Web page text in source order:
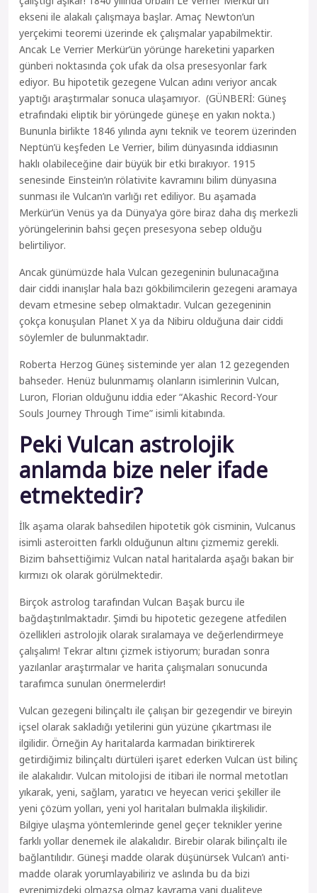
ekseni ile alakalı çalışmaya başlar. Amaç Newton’un
yerçekimi teoremi üzerinde ek çalışmalar yapabilmektir.
Ancak Le Verrier Merkür’ün yörünge hareketini yaparken
günberi noktasında çok ufak da olsa presesyonlar fark
ediyor. Bu hipotetik gezegene Vulcan adını veriyor ancak
yaptığı araştırmalar sonuca ulaşamıyor. (GÜNBERİ: Güneş
etrafındaki eliptik bir yörüngede güneşe en yakın nokta.)
Bununla birlikte 1846 yılında aynı teknik ve teorem üzerinden
Neptün’ü keşfeden Le Verrier, bilim dünyasında iddiasının
haklı olabileceğine dair büyük bir etki bırakıyor. 1915
senesinde Einstein’ın rölativite kavramını bilim dünyasına
sunması ile Vulcan’ın varlığı ret ediliyor. Bu aşamada
Merkür’ün Venüs ya da Dünya’ya göre biraz daha dış merkezli
yörüngelerinin bahsi geçen presesyona sebep olduğu
belirtiliyor.
Ancak günümüzde hala Vulcan gezegeninin bulunacağına
dair ciddi inanışlar hala bazı gökbilimcilerin gezegeni aramaya
devam etmesine sebep olmaktadır. Vulcan gezegeninin
çokça konuşulan Planet X ya da Nibiru olduğuna dair ciddi
söylemler de bulunmaktadır.
Roberta Herzog Güneş sisteminde yer alan 12 gezegenden
bahseder. Henüz bulunmamış olanların isimlerinin Vulcan,
Luron, Florian olduğunu iddia eder “Akashic Record-Your
Souls Journey Through Time” isimli kitabında.
Peki Vulcan astrolojik
anlamda bize neler ifade
etmektedir?
İlk aşama olarak bahsedilen hipotetik gök cisminin, Vulcanus
isimli asteroitten farklı olduğunun altını çizmemiz gerekli.
Bizim bahsettiğimiz Vulcan natal haritalarda aşağı bakan bir
kırmızı ok olarak görülmektedir.
Birçok astrolog tarafından Vulcan Başak burcu ile
bağdaştırılmaktadır. Şimdi bu hipotetic gezegene atfedilen
özellikleri astrolojik olarak sıralamaya ve değerlendirmeye
çalışalım! Tekrar altını çizmek istiyorum; buradan sonra
yazılanlar araştırmalar ve harita çalışmaları sonucunda
tarafımca sunulan önermelerdir!
Vulcan gezegeni bilinçaltı ile çalışan bir gezegendir ve bireyin
içsel olarak sakladığı yetilerini gün yüzüne çıkartması ile
ilgilidir. Örneğin Ay haritalarda karmadan biriktirerek
getirdiğimiz bilinçaltı dürtüleri işaret ederken Vulcan üst bilinç
ile alakalıdır. Vulcan mitolojisi de itibari ile normal metotları
yıkarak, yeni, sağlam, yaratıcı ve heyecan verici şekiller ile
yeni çözüm yolları, yeni yol haritaları bulmakla ilişkilidir.
Bilgiye ulaşma yöntemlerinde genel geçer teknikler yerine
farklı yollar denemek ile alakalıdır. Birebir olarak bilinçaltı ile
bağlantılıdır. Güneşi madde olarak düşünürsek Vulcan’ı anti-
madde olarak yorumlayabiliriz ve aslında bu da bizi
evrenimizdeki olmazsa olmaz kavrama yani dualiteye